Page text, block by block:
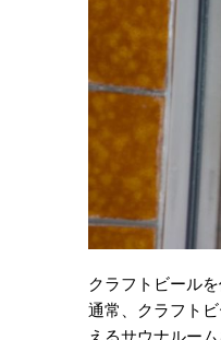
クラフトビール
通常、クラフト
えるサウナルー